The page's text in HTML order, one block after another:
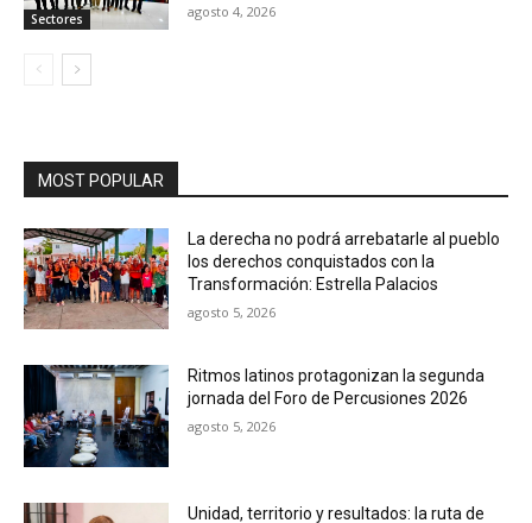
Sectores agosto 4, 2026
MOST POPULAR
La derecha no podrá arrebatarle al pueblo
los derechos conquistados con la
Transformación: Estrella Palacios
agosto 5, 2026
Ritmos latinos protagonizan la segunda
jornada del Foro de Percusiones 2026
agosto 5, 2026
Unidad, territorio y resultados: la ruta de